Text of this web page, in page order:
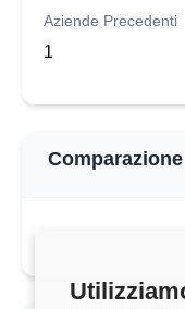
Aziende Precedenti
1